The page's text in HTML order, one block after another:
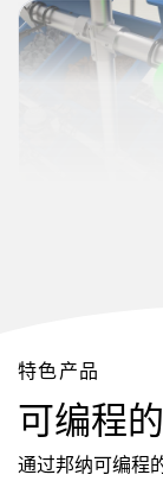
特色产品
可编程
通过邦纳可编程